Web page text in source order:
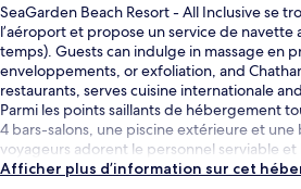
SeaGarden Beach Resort - All Inclusive se
l’aéroport et propose un service de
temps). Guests can indulge in massage en
enveloppements, or exfoliation, and
restaurants, serves cuisine internationale
Parmi les points saillants de hébergement
4 bars-salons, une piscine extérieure et une
voyageurs adorent le personnel serviable et
Afficher plus d’information sur cet